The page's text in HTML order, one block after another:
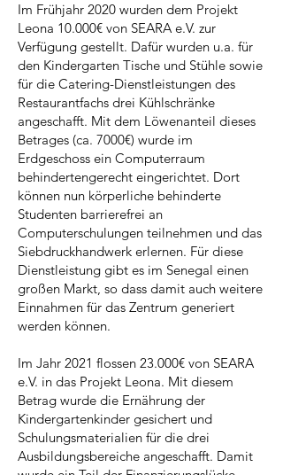
Im Frühjahr 2020 wurden dem Projekt
Leona 10.000€ von SEARA e.V. zur
Verfügung gestellt. Dafür wurden u.a. für
den Kindergarten Tische und Stühle sowie
für die Catering-Dienstleistungen des
Restaurantfachs drei Kühlschränke
angeschafft. Mit dem Löwenanteil dieses
Betrages (ca. 7000€) wurde im
Erdgeschoss ein Computerraum
behindertengerecht eingerichtet. Dort
können nun körperliche behinderte
Studenten barrierefrei an
Computerschulungen teilnehmen und das
Siebdruckhandwerk erlernen. Für diese
Dienstleistung gibt es im Senegal einen
großen Markt, so dass damit auch weitere
Einnahmen für das Zentrum generiert
werden können.
Im Jahr 2021 flossen 23.000€ von SEARA
e.V. in das Projekt Leona. Mit diesem
Betrag wurde die Ernährung der
Kindergartenkinder gesichert und
Schulungsmaterialien für die drei
Ausbildungsbereiche angeschafft. Damit